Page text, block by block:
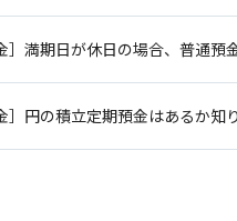
］満期日が休日の場合、普通預
］円の積立定期預金はあるか知